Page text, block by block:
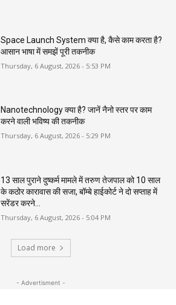
Space Launch System क्या है, कैसे काम करता है?
आसान भाषा में समझें पूरी तकनीक
Thursday, 6 August, 2026 - 5:53 PM
Nanotechnology क्या है? जानें नैनो स्तर पर काम
करने वाली भविष्य की तकनीक
Thursday, 6 August, 2026 - 5:29 PM
13 साल पुराने दुष्कर्म मामले में तरुण तेजपाल को 10 साल
के कठोर कारावास की सजा, बॉम्बे हाईकोर्ट ने दो सप्ताह में
सरेंडर करने...
Thursday, 6 August, 2026 - 5:04 PM
Load more
- Advertisment -